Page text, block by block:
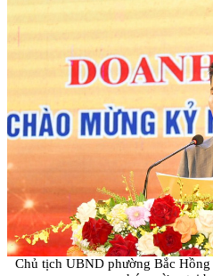
Chủ tịch UBND phường Bắc